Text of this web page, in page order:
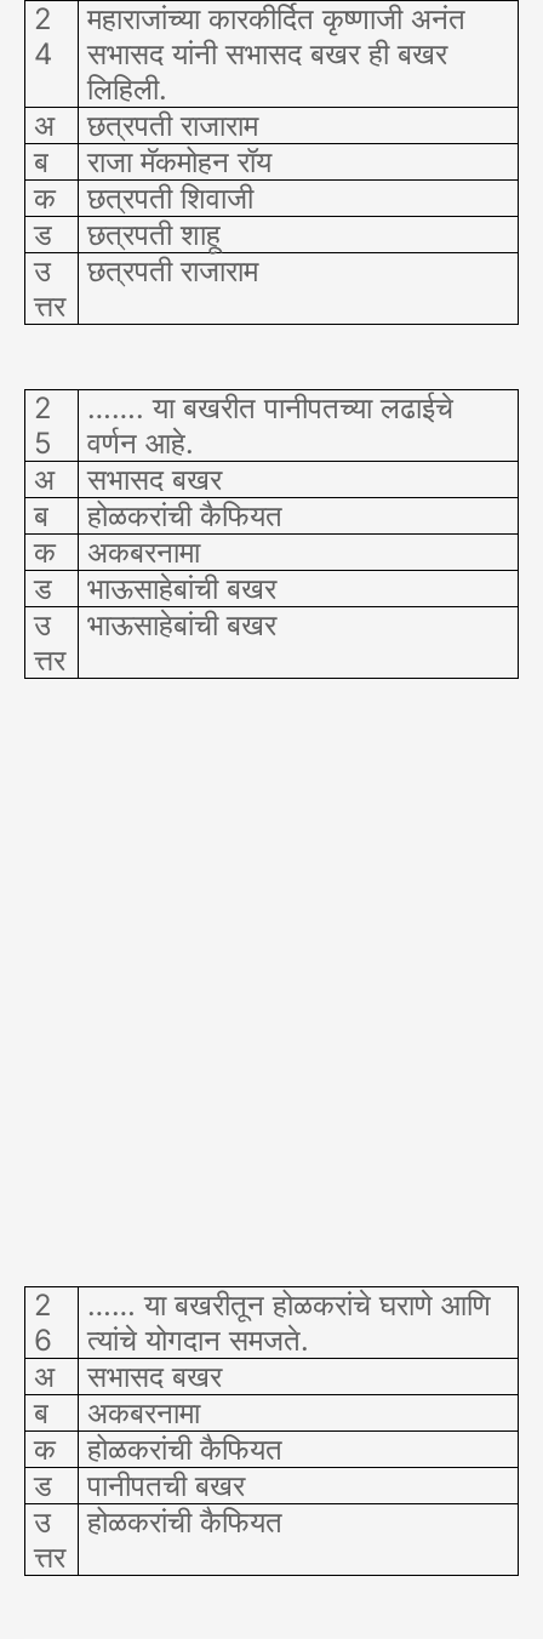
2
4
महाराजांच्या कारकीर्दित कृष्णाजी अनंत
सभासद यांनी सभासद बखर ही बखर
लिहिली.
अ
छत्रपती राजाराम
ब
राजा मॅकमोहन रॉय
क
छत्रपती शिवाजी
ड
छत्रपती शाहू
उ
त्तर
छत्रपती राजाराम
2
5
……. या बखरीत पानीपतच्या लढाईचे
वर्णन आहे.
अ
सभासद बखर
ब
होळकरांची कैफियत
क
अकबरनामा
ड
भाऊसाहेबांची बखर
उ
त्तर
भाऊसाहेबांची बखर
2
6
…… या बखरीतून होळकरांचे घराणे आणि
त्यांचे योगदान समजते.
अ
सभासद बखर
ब
अकबरनामा
क
होळकरांची कैफियत
ड
पानीपतची बखर
उ
त्तर
होळकरांची कैफियत